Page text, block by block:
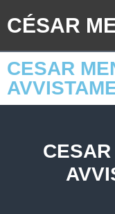
CÉSAR
CESAR